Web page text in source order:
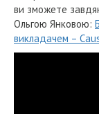
ви зможете
Ольгою Янковою:
викладачем –